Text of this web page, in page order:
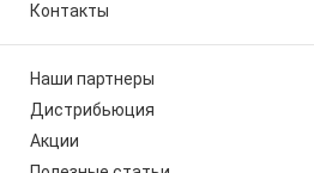
Контакты
Наши партнеры
Дистрибьюция
Акции